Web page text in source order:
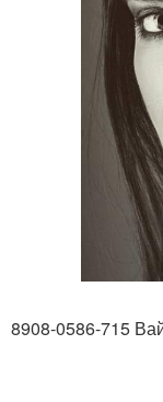
8908-0586-715